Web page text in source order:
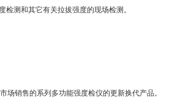
检测和其它有关拉拔强度的现场检测。
场销售的系列多功能强度检仪的更新换代产品。